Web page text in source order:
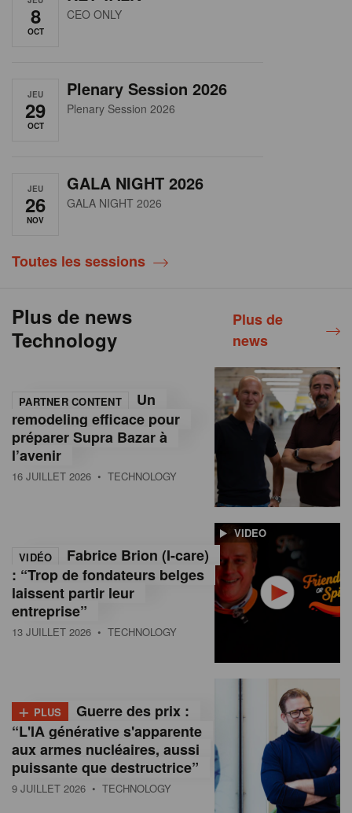
8
OCT
CEO ONLY
JEU
29
OCT
Plenary Session 2026
Plenary Session 2026
JEU
26
NOV
GALA NIGHT 2026
GALA NIGHT 2026
Toutes les sessions
Plus de news
Technology
Plus de
news
PARTNER CONTENT
Un
remodeling efficace pour
préparer Supra Bazar à
l’avenir
16 JUILLET 2026 • TECHNOLOGY
VIDEO
VIDÉO
Fabrice Brion (I-care)
: “Trop de fondateurs belges
laissent partir leur
entreprise”
13 JUILLET 2026 • TECHNOLOGY
+ PLUS
Guerre des prix :
“L'IA générative s'apparente
aux armes nucléaires, aussi
puissante que destructrice”
9 JUILLET 2026 • TECHNOLOGY